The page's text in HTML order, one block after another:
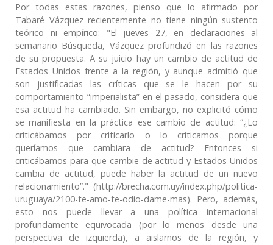
Por todas estas razones, pienso que lo afirmado por
Tabaré Vázquez recientemente no tiene ningún sustento
teórico ni empírico: "El jueves 27, en declaraciones al
semanario Búsqueda, Vázquez profundizó en las razones
de su propuesta. A su juicio hay un cambio de actitud de
Estados Unidos frente a la región, y aunque admitió que
son justificadas las críticas que se le hacen por su
comportamiento “imperialista” en el pasado, considera que
esa actitud ha cambiado. Sin embargo, no explicitó cómo
se manifiesta en la práctica ese cambio de actitud: “¿Lo
criticábamos por criticarlo o lo criticamos porque
queríamos que cambiara de actitud? Entonces si
criticábamos para que cambie de actitud y Estados Unidos
cambia de actitud, puede haber la actitud de un nuevo
relacionamiento”." (http://brecha.com.uy/index.php/politica-
uruguaya/2100-te-amo-te-odio-dame-mas). Pero, además,
esto nos puede llevar a una política internacional
profundamente equivocada (por lo menos desde una
perspectiva de izquierda), a aislarnos de la región, y